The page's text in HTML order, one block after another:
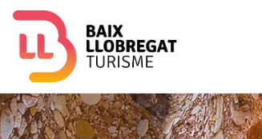
Imagen